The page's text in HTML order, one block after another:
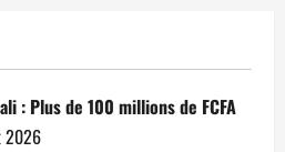
: Plus de 100 millions de FCFA
2026